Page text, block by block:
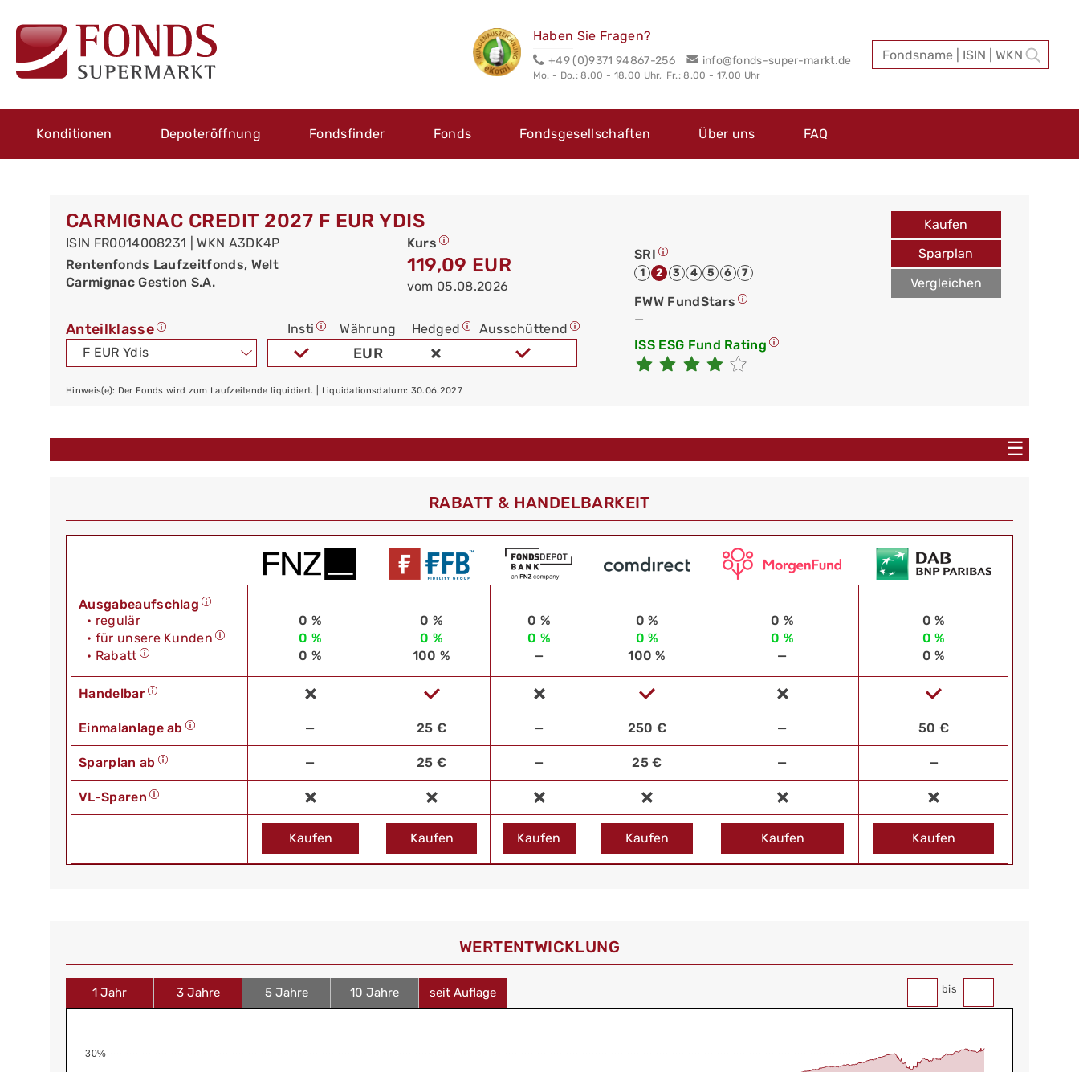
Haben Sie Fragen?
+49 (0)9371 94867-256 info@fonds-super-markt.de
Mo. - Do.: 8.00 - 18.00 Uhr, Fr.: 8.00 - 17.00 Uhr
Konditionen Depoteröffnung Fondsfinder Fonds Fondsgesellschaften Über uns FAQ
CARMIGNAC CREDIT 2027 F EUR YDIS
ISIN FR0014008231 | WKN A3DK4P
Rentenfonds Laufzeitfonds, Welt
Carmignac Gestion S.A.
Kurs
119,09 EUR
vom 05.08.2026
Anteilklasse Insti Währung Hedged
Ausschüttend
F EUR Ydis
EUR
Hinweis(e): Der Fonds wird zum Laufzeitende liquidiert. | Liquidationsdatum: 30.06.2027
SRI
1 2 3 4 5 6 7
FWW FundStars
—
ISS ESG Fund Rating
Kaufen
Sparplan
Vergleichen
☰
RABATT & HANDELBARKEIT
Ausgabeaufschlag
• regulär
0 % 0 % 0 % 0 % 0 %
0 %
• für unsere Kunden
0 % 0 % 0 % 0 % 0 %
0 %
• Rabatt
0 % 100 % — 100 % — 0 %
Handelbar
Einmalanlage ab — 25 € — 250 € — 50 €
Sparplan ab — 25 € — 25 € — —
VL-Sparen
Kaufen Kaufen Kaufen Kaufen Kaufen Kaufen
WERT­ENTWICKLUNG
1 Jahr 3 Jahre 5 Jahre 10 Jahre seit Auflage bis
30%